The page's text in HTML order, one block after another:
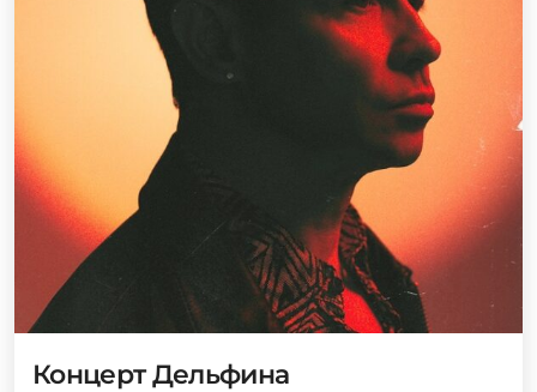
Концерт Дельфина